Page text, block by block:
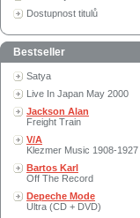
Dostupnost titulů
Bestseller
Satya
Live In Japan May 2000
Jackson Alan
Freight Train
V/A
Klezmer Music 1908-1927
Bartos Karl
Off The Record
Depeche Mode
Ultra (CD + DVD)